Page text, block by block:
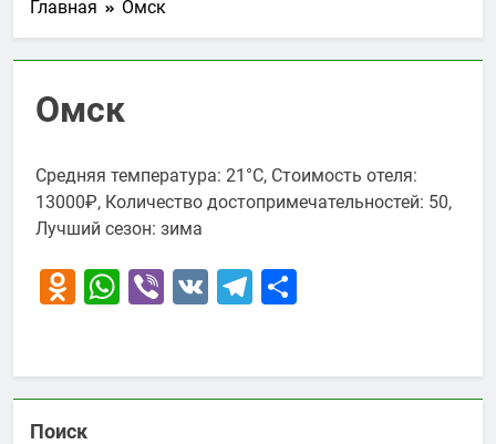
Главная Омск
Омск
Средняя температура: 21°C, Стоимость отеля:
13000₽, Количество достопримечательностей: 50,
Лучший сезон: зима
Odnoklassniki
WhatsApp
Viber
VK Telegram
Поиск